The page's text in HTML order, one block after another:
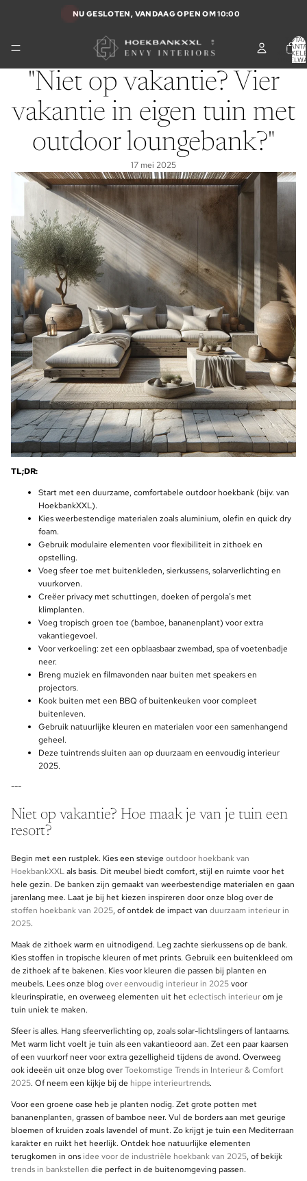
NU GESLOTEN, VANDAAG OPEN OM 10:00
"Niet op vakantie? Vier
vakantie in eigen tuin met
outdoor loungebank?"
17 mei 2025
TL;DR:
Start met een duurzame, comfortabele outdoor hoekbank (bijv. van
HoekbankXXL).
Kies weerbestendige materialen zoals aluminium, olefin en quick dry
foam.
Gebruik modulaire elementen voor flexibiliteit in zithoek en
opstelling.
Voeg sfeer toe met buitenkleden, sierkussens, solarverlichting en
vuurkorven.
Creëer privacy met schuttingen, doeken of pergola’s met
klimplanten.
Voeg tropisch groen toe (bamboe, bananenplant) voor extra
vakantiegevoel.
Voor verkoeling: zet een opblaasbaar zwembad, spa of voetenbadje
neer.
Breng muziek en filmavonden naar buiten met speakers en
projectors.
Kook buiten met een BBQ of buitenkeuken voor compleet
buitenleven.
Gebruik natuurlijke kleuren en materialen voor een samenhangend
geheel.
Deze tuintrends sluiten aan op duurzaam en eenvoudig interieur
2025.
---
Niet op vakantie? Hoe maak je van je tuin een
resort?
Begin met een rustplek. Kies een stevige outdoor hoekbank van
HoekbankXXLals basis. Dit meubel biedt comfort, stijl en ruimte voor het
hele gezin. De banken zijn gemaakt van weerbestendige materialen en gaan
jarenlang mee. Laat je bij het kiezen inspireren door onze blog over de
stoffen hoekbank van 2025, of ontdek de impact van duurzaam interieur in
2025.
Maak de zithoek warm en uitnodigend. Leg zachte sierkussens op de bank.
Kies stoffen in tropische kleuren of met prints. Gebruik een buitenkleed om
de zithoek af te bakenen. Kies voor kleuren die passen bij planten en
meubels. Lees onze blog over eenvoudig interieur in 2025voor
kleurinspiratie, en overweeg elementen uit heteclectisch interieurom je
tuin uniek te maken.
Sfeer is alles. Hang sfeerverlichting op, zoals solar-lichtslingers of lantaarns.
Met warm licht voelt je tuin als een vakantieoord aan. Zet een paar kaarsen
of een vuurkorf neer voor extra gezelligheid tijdens de avond. Overweeg
ook ideeën uit onze blog overToekomstige Trends in Interieur & Comfort
2025. Of neem een kijkje bij de hippe interieurtrends.
Voor een groene oase heb je planten nodig. Zet grote potten met
bananenplanten, grassen of bamboe neer. Vul de borders aan met geurige
bloemen of kruiden zoals lavendel of munt. Zo krijgt je tuin een Mediterraan
karakter en ruikt het heerlijk. Ontdek hoe natuurlijke elementen
terugkomen in ons idee voor de industriële hoekbank van 2025, of bekijk
trends in bankstellen die perfect in de buitenomgeving passen.